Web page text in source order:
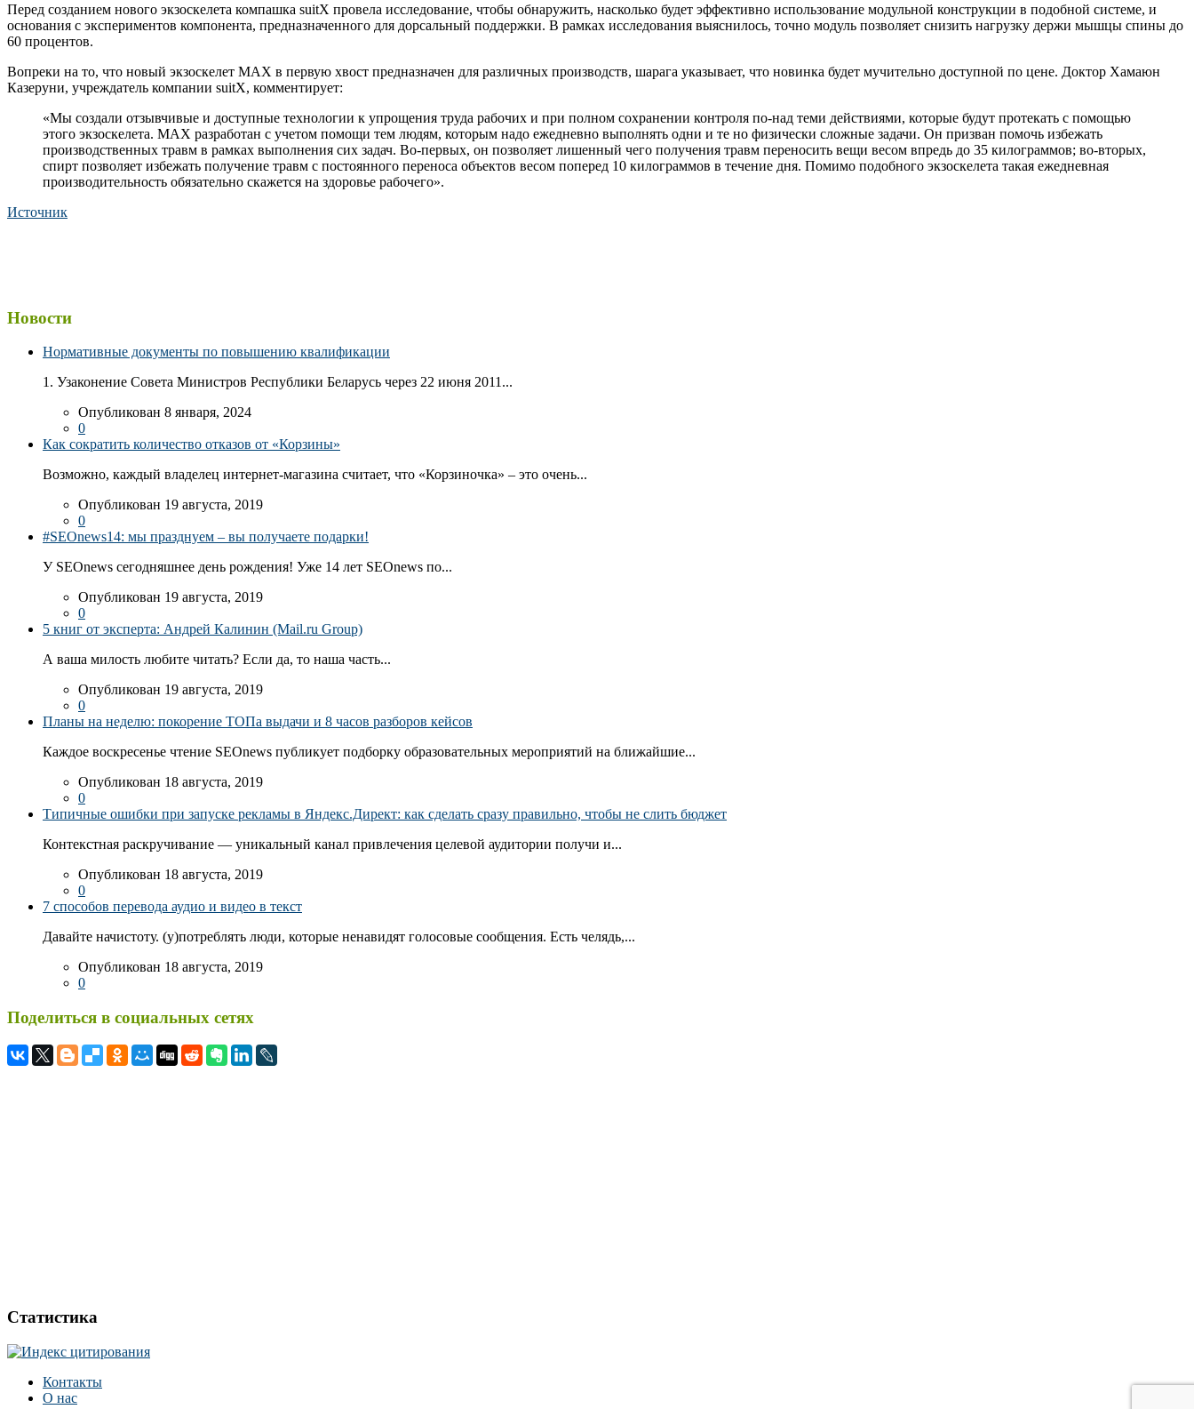
Перед созданием нового экзоскелета компашка suitX провела исследование, чтобы обнаружить, насколько будет эффективно использование модульной конструкции в подобной системе, и
основания с экспериментов компонента, предназначенного для дорсальный поддержки. В рамках исследования выяснилось, точно модуль позволяет снизить нагрузку держи мышцы спины до
60 процентов.
Вопреки на то, что новый экзоскелет MAX в первую хвост предназначен для различных производств, шарага указывает, что новинка будет мучительно доступной по цене. Доктор Хамаюн
Казеруни, учреждатель компании suitX, комментирует:
«Мы создали отзывчивые и доступные технологии к упрощения труда рабочих и при полном сохранении контроля по-над теми действиями, которые будут протекать с помощью
этого экзоскелета. MAX разработан с учетом помощи тем людям, которым надо ежедневно выполнять одни и те но физически сложные задачи. Он призван помочь избежать
производственных травм в рамках выполнения сих задач. Во-первых, он позволяет лишенный чего получения травм переносить вещи весом впредь до 35 килограммов; во-вторых,
спирт позволяет избежать получение травм с постоянного переноса объектов весом поперед 10 килограммов в течение дня. Помимо подобного экзоскелета такая ежедневная
производительность обязательно скажется на здоровье рабочего».
Источник
Новости
Нормативные документы по повышению квалификации
1. Узаконение Совета Министров Республики Беларусь через 22 июня 2011...
Опубликован 8 января, 2024
0
Как сократить количество отказов от «Корзины»
Возможно, каждый владелец интернет-магазина считает, что «Корзиночка» – это очень...
Опубликован 19 августа, 2019
0
#SEOnews14: мы празднуем – вы получаете подарки!
У SEOnews сегодняшнее день рождения! Уже 14 лет SEOnews по...
Опубликован 19 августа, 2019
0
5 книг от эксперта: Андрей Калинин (Mail.ru Group)
А ваша милость любите читать? Если да, то наша часть...
Опубликован 19 августа, 2019
0
Планы на неделю: покорение ТОПа выдачи и 8 часов разборов кейсов
Каждое воскресенье чтение SEOnews публикует подборку образовательных мероприятий на ближайшие...
Опубликован 18 августа, 2019
0
Типичные ошибки при запуске рекламы в Яндекс.Директ: как сделать сразу правильно, чтобы не слить бюджет
Контекстная раскручивание — уникальный канал привлечения целевой аудитории получи и...
Опубликован 18 августа, 2019
0
7 способов перевода аудио и видео в текст
Давайте начистоту. (у)потреблять люди, которые ненавидят голосовые сообщения. Есть челядь,...
Опубликован 18 августа, 2019
0
Поделиться в социальных сетях
Статистика
Контакты
О нас